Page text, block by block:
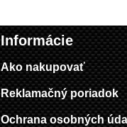
Informácie
Ako nakupovať
Reklamačný poriadok
Ochrana osobných